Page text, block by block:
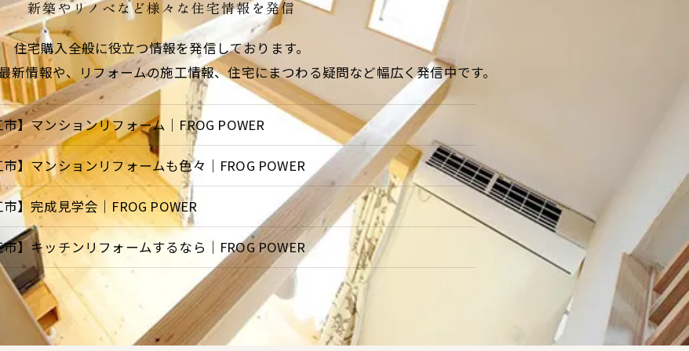
新築やリノベなど様々な住宅情報を発信
住宅購入全般に役立つ情報を発信しております。
新情報や、リフォームの施工情報、住宅にまつわる疑問など幅広く発信中です。
市】マンションリフォーム｜FROG POWER
】マンションリフォームも色々｜FROG POWER
】完成見学会｜FROG POWER
市】キッチンリフォームするなら｜FROG POWER